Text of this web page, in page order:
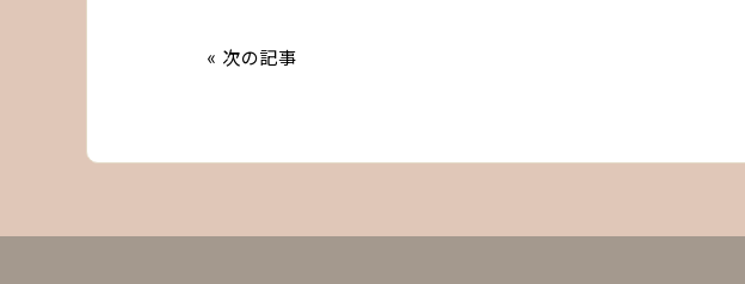
« 次の記事